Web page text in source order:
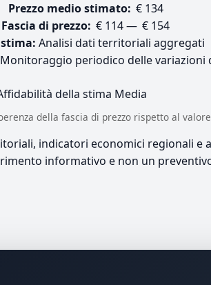
Prezzo medio stimato: € 134
Fascia di prezzo: € 114 — € 154
Analisi dati territoriali aggregati
Monitoraggio periodico delle variazioni
della stima Media
della fascia di prezzo rispetto al
indicatori economici regionali e
informativo e non un